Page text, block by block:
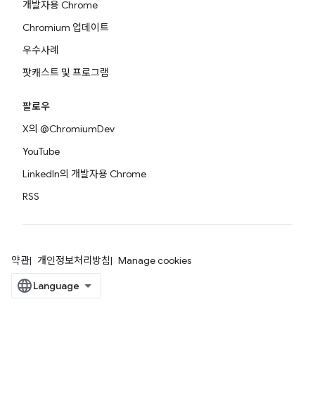
개발자용 Chrome
Chromium 업데이트
우수사례
팟캐스트 및 프로그램
팔로우
X의 @ChromiumDev
YouTube
LinkedIn의 개발자용 Chrome
RSS
약관 개인정보처리방침 Manage cookies